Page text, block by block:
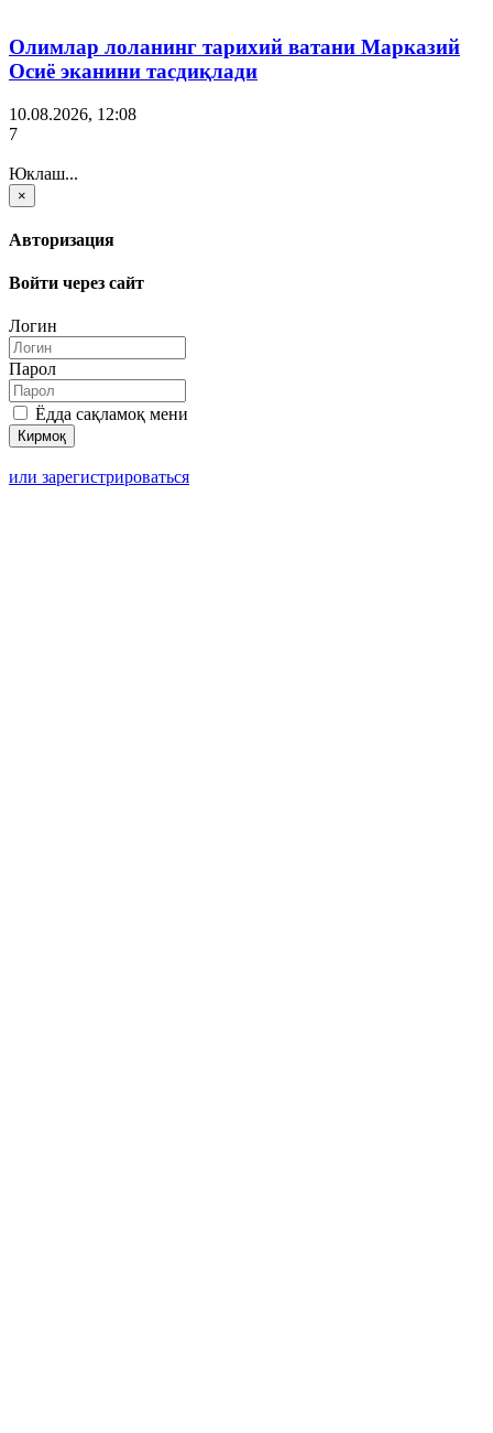
Олимлар лоланинг тарихий ватани Марказий
Осиё эканини тасдиқлади
10.08.2026, 12:08
7
Юклаш...
×
Авторизация
Войти через сайт
Логин
Парол
Ёдда сақламоқ мени
или зарегистрироваться